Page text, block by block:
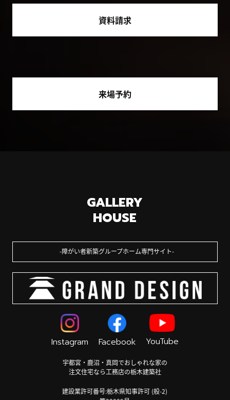
資料請求
来場予約
GALLERY
HOUSE
障がい者新築グループホーム専門サイト
Instagram Facebook YouTube
宇都宮・鹿沼・真岡でおしゃれな家の
注文住宅なら工務店の栃木建築社
建設業許可番号:栃木県知事許可 (般-2)